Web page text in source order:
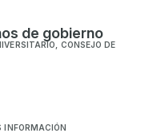
de gobierno
CONSEJO DE
INFORMACIÓN